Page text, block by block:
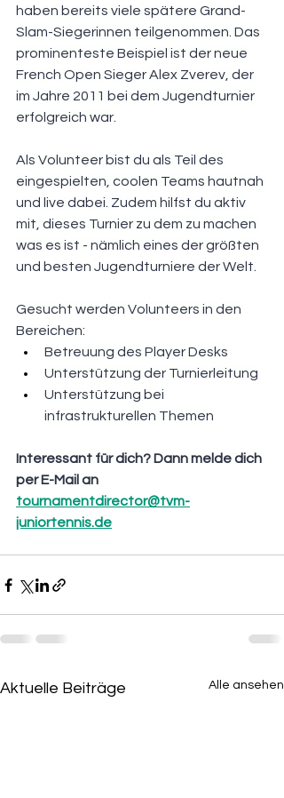
haben bereits viele spätere Grand-
Slam-Siegerinnen teilgenommen. Das
prominenteste Beispiel ist der neue
French Open Sieger Alex Zverev, der
im Jahre 2011 bei dem Jugendturnier
erfolgreich war.
Als Volunteer bist du als Teil des
eingespielten, coolen Teams hautnah
und live dabei. Zudem hilfst du aktiv
mit, dieses Turnier zu dem zu machen
was es ist - nämlich eines der größten
und besten Jugendturniere der Welt.
Gesucht werden Volunteers in den
Bereichen:
Betreuung des Player Desks
Unterstützung der Turnierleitung
Unterstützung bei
infrastrukturellen Themen
Interessant für dich? Dann melde dich
per E-Mail an
tournamentdirector@tvm-
juniortennis.de
Aktuelle Beiträge Alle ansehen